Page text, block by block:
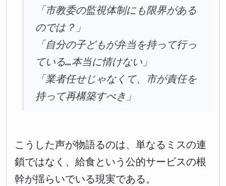
「市教委の監視体制にも限界がある
のでは？」
「自分の子どもが弁当を持って行っ
ている…本当に情けない」
「業者任せじゃなくて、市が責任を
持って再構築すべき」
こうした声が物語るのは、単なるミスの連
鎖ではなく、給食という公的サービスの根
幹が揺らいでいる現実である。